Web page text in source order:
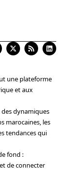
une plateforme
et aux
des dynamiques
marocaines, les
tendances qui
fond :
de connecter